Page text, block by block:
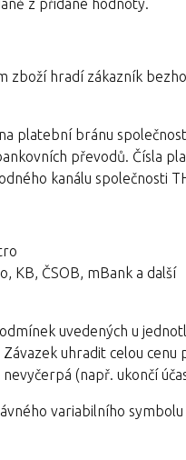
z přidané hodnoty.
zboží hradí zákazník
platební bránu
převodů. Čísla
kanálu společnosti
KB, ČSOB, mBank a další
uvedených u
uhradit celou
(např. ukončí
variabilního